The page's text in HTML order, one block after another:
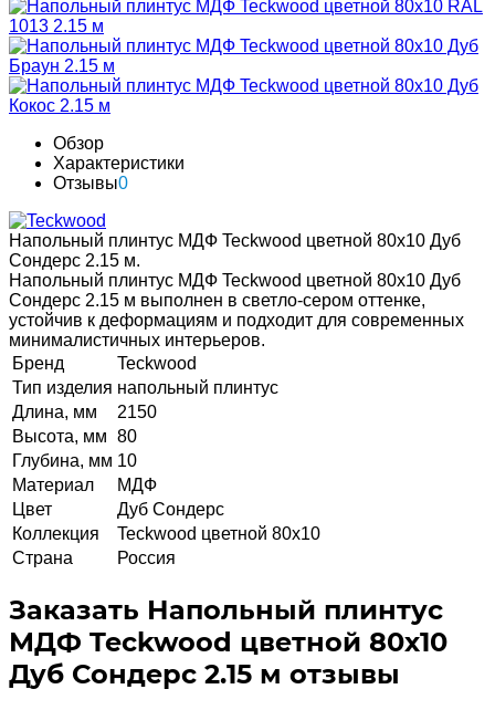
Обзор
Характеристики
Отзывы0
Напольный плинтус МДФ Teckwood цветной 80х10 Дуб
Сондерс 2.15 м.
Напольный плинтус МДФ Teckwood цветной 80х10 Дуб
Сондерс 2.15 м выполнен в светло-сером оттенке,
устойчив к деформациям и подходит для современных
минималистичных интерьеров.
Бренд
Teckwood
Тип изделия напольный плинтус
Длина, мм
2150
Высота, мм 80
Глубина, мм 10
Материал
МДФ
Цвет
Дуб Сондерс
Коллекция
Teckwood цветной 80х10
Страна
Россия
Заказать Напольный плинтус
МДФ Teckwood цветной 80х10
Дуб Сондерс 2.15 м отзывы